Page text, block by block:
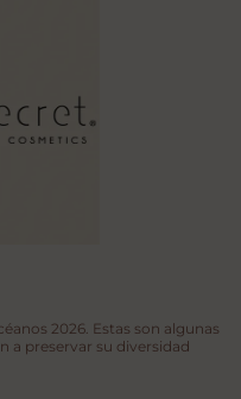
2026. Estas son algunas
a preservar su diversidad